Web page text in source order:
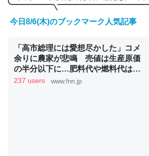
くらい。小説でいう「ずっと前の伏線」
ど、短期記憶というには多い分量。進化
かりやすく強くなりそう
─GPTの仕組みと限界についての考察（１） -
昆虫ってカルシウム少ないのか。知らん
今日8/6(木)のブックマーク人気記事
「高市総理には愛想尽かした」コメ
余りに農家が悲鳴 売値は生産原価
の半分以下に…肥料代や燃料代は高
騰「今年でやめる」農家も｜FNNプ
237 users www.fnn.jp